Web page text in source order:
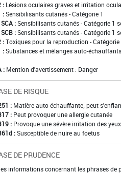
: Lésions oculaires graves et irritation
: Sensibilisants cutanés - Catégorie 1
: Sensibilisants cutanés - Catégorie 1
: Sensibilisants cutanés - Catégorie 1
: Toxiques pour la reproduction - Catégorie
: Substances et mélanges auto-
: Mention d'avertissement : Danger
DE RISQUE
: Matière auto-échauffante; peut
: Peut provoquer une allergie cutanée
: Provoque une sévère irritation des yeux
: Susceptible de nuire au foetus
DE PRUDENCE
informations concernant les phrases de